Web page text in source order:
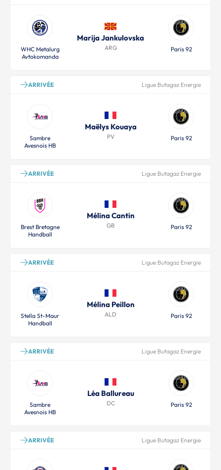
WHC Metalurg
Avtokomanda
Marija Jankulovska
ARG Paris 92
ARRIVÉE Ligue Butagaz Energie
Sambre
Avesnois HB
Maëlys Kouaya
PV Paris 92
ARRIVÉE Ligue Butagaz Energie
Brest Bretagne
Handball
Mélina Cantin
GB Paris 92
ARRIVÉE Ligue Butagaz Energie
Stella St-Maur
Handball
Mélina Peillon
ALD Paris 92
ARRIVÉE Ligue Butagaz Energie
Sambre
Avesnois HB
Léa Ballureau
DC Paris 92
ARRIVÉE Ligue Butagaz Energie